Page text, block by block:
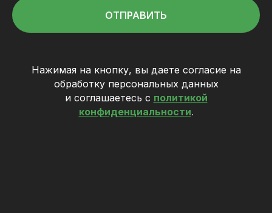
ОТПРАВИТЬ
Нажимая на кнопку, вы даете согласие на
обработку персональных данных
и соглашаетесь c политикой
конфиденциальности.